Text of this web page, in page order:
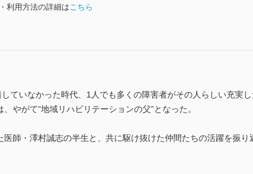
利用方法の詳細はこちら
ていなかった時代、1人でも多くの障害者がその人らしい充実
やがて“地域リハビリテーションの父”となった。
師・澤村誠志の半生と、共に駆け抜けた仲間たちの活躍を振り